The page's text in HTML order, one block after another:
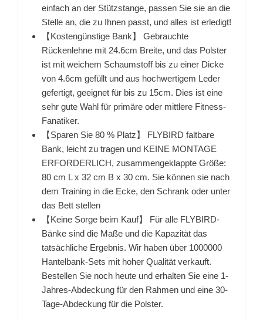
einfach an der Stützstange, passen Sie sie an die
Stelle an, die zu Ihnen passt, und alles ist erledigt!
【Kostengünstige Bank】 Gebrauchte
Rückenlehne mit 24.6cm Breite, und das Polster
ist mit weichem Schaumstoff bis zu einer Dicke
von 4.6cm gefüllt und aus hochwertigem Leder
gefertigt, geeignet für bis zu 15cm. Dies ist eine
sehr gute Wahl für primäre oder mittlere Fitness-
Fanatiker.
【Sparen Sie 80 % Platz】 FLYBIRD faltbare
Bank, leicht zu tragen und KEINE MONTAGE
ERFORDERLICH, zusammengeklappte Größe:
80 cm L x 32 cm B x 30 cm. Sie können sie nach
dem Training in die Ecke, den Schrank oder unter
das Bett stellen
【Keine Sorge beim Kauf】 Für alle FLYBIRD-
Bänke sind die Maße und die Kapazität das
tatsächliche Ergebnis. Wir haben über 1000000
Hantelbank-Sets mit hoher Qualität verkauft.
Bestellen Sie noch heute und erhalten Sie eine 1-
Jahres-Abdeckung für den Rahmen und eine 30-
Tage-Abdeckung für die Polster.